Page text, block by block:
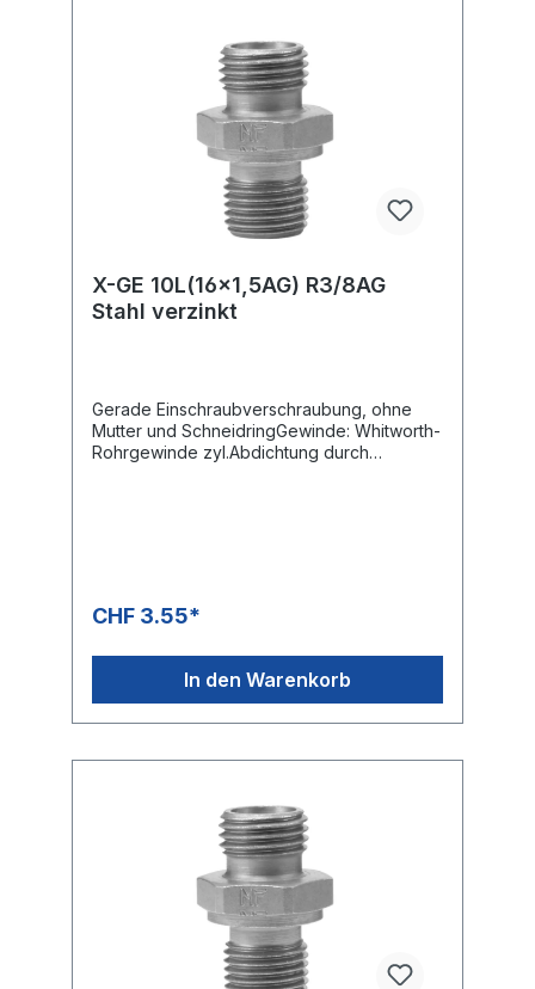
X-GE 10L(16x1,5AG) R3/8AG
Stahl verzinkt
Gerade Einschraubverschraubung, ohne
Mutter und SchneidringGewinde: Whitworth-
Rohrgewinde zyl.Abdichtung durch
CHF 3.55*
In den Warenkorb